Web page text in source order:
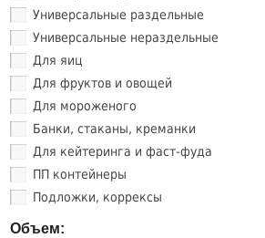
Универсальные раздельные
Универсальные нераздельные
Для яиц
Для фруктов и овощей
Для мороженого
Банки, стаканы, креманки
Для кейтеринга и фаст-фуда
ПП контейнеры
Подложки, коррексы
Объем: